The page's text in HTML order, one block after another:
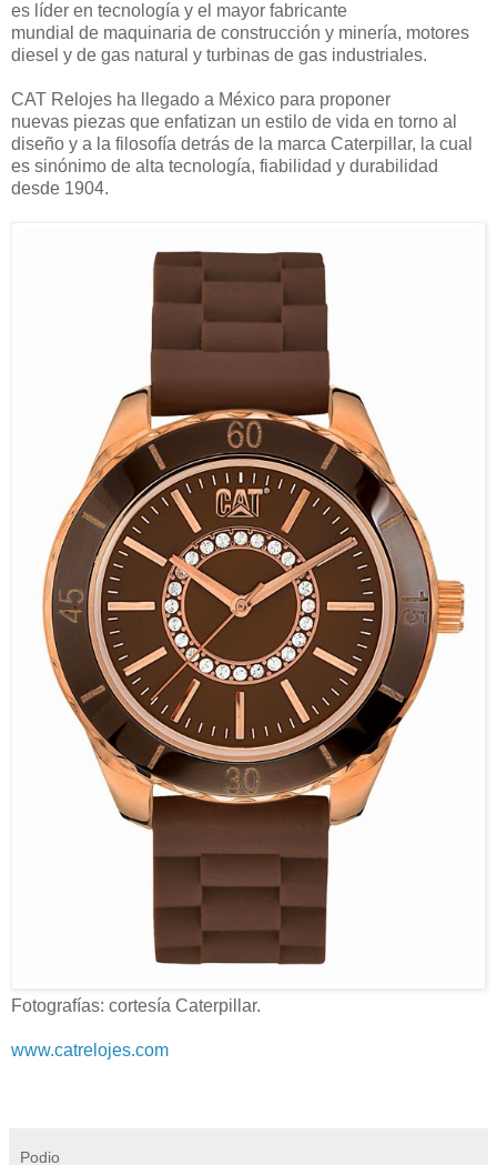
es líder en tecnología y el mayor fabricante
mundial de maquinaria de construcción y minería, motores
diesel y de gas natural y turbinas de gas industriales.
CAT Relojes ha llegado a México para proponer
nuevas piezas que enfatizan un estilo de vida en torno al
diseño y a la filosofía detrás de la marca Caterpillar, la cual
es sinónimo de alta tecnología, fiabilidad y durabilidad
desde 1904.
Fotografías: cortesía Caterpillar.
www.catrelojes.com
Podio